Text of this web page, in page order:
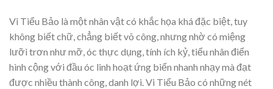
Vi Tiểu Bảo là một nhân vật có khắc họa khá đặc biệt, tuy
không biết chữ, chẳng biết võ công, nhưng nhờ có miệng
lưỡi trơn như mỡ, óc thực dụng, tính ích kỷ, tiểu nhân điển
hình cộng với đầu óc linh hoạt ứng biến nhanh nhạy mà đạt
được nhiều thành công, danh lợi. Vi Tiểu Bảo có những nét